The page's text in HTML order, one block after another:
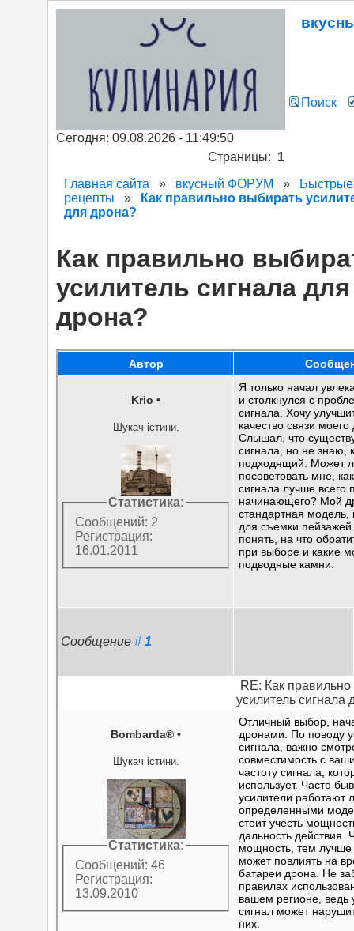
Поиск
Сегодня: 09.08.2026 - 11:49:50
Страницы: 1
Главная сайта
» вкусный ФОРУМ »
рецепты
»
Как правильно выбирать
для дрона?
Как правильно
усилитель сигнала для
дрона?
Автор
Krio •
Шукач істини.
Статистика:
Сообщений: 2
Регистрация:
16.01.2011
Я только начал
и столкнулся с
сигнала. Хочу
качество связи
Слышал, что
сигнала, но не знаю,
подходящий. Может
посоветовать мне,
сигнала лучше всего
начинающего? Мой
стандартная модель,
для съемки
понять, на что
при выборе и какие
подводные камни.
Сообщение#1
RE: Как
усилитель сигнала
Bombarda® •
Шукач істини.
Статистика:
Сообщений: 46
Регистрация:
13.09.2010
Отличный выбор,
дронами. По поводу
сигнала, важно
совместимость с
частоту сигнала,
использует. Часто
усилители работают
определенными
стоит учесть
дальность
мощность, тем лучше
может повлиять на
батареи дрона. Не
правилах
вашем регионе, ведь
сигнал может
них.